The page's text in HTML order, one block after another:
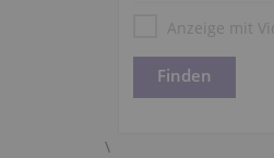
Anzeige mit
\